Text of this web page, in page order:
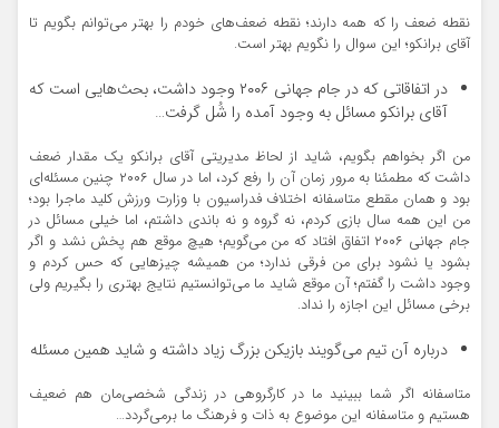
نقطه ضعف را که همه دارند؛ نقطه ضعف‌های خودم را بهتر می‌توانم بگویم تا
آقای برانکو؛ این سوال را نگویم بهتر است.
در اتفاقاتی که در جام جهانی ۲۰۰۶ وجود داشت، بحث‌هایی است که
آقای برانکو مسائل به وجود آمده را شُل گرفت…
من اگر بخواهم بگویم، شاید از لحاظ مدیریتی آقای برانکو یک مقدار ضعف
داشت که مطمئنا به مرور زمان آن را رفع کرد، اما در سال ۲۰۰۶ چنین مسئله‌ای
بود و همان مقطع متاسفانه اختلاف فدراسیون با وزارت ورزش کلید ماجرا بود؛
من این همه سال بازی کردم، نه گروه و نه باندی داشتم، اما خیلی مسائل در
جام جهانی ۲۰۰۶ اتفاق افتاد که من می‌گویم؛ هیچ موقع هم پخش نشد و اگر
بشود یا نشود برای من فرقی ندارد؛ من همیشه چیزهایی که حس کردم و
وجود داشت را گفتم؛ آن موقع شاید ما می‌توانستیم نتایج بهتری را بگیریم ولی
برخی مسائل این اجازه را نداد.
درباره آن تیم می‌گویند بازیکن بزرگ زیاد داشته و شاید همین مسئله
متاسفانه اگر شما ببینید ما در کارگروهی در زندگی شخصی‌مان هم ضعیف
هستیم و متاسفانه این موضوع به ذات و فرهنگ ما برمی‌گردد…